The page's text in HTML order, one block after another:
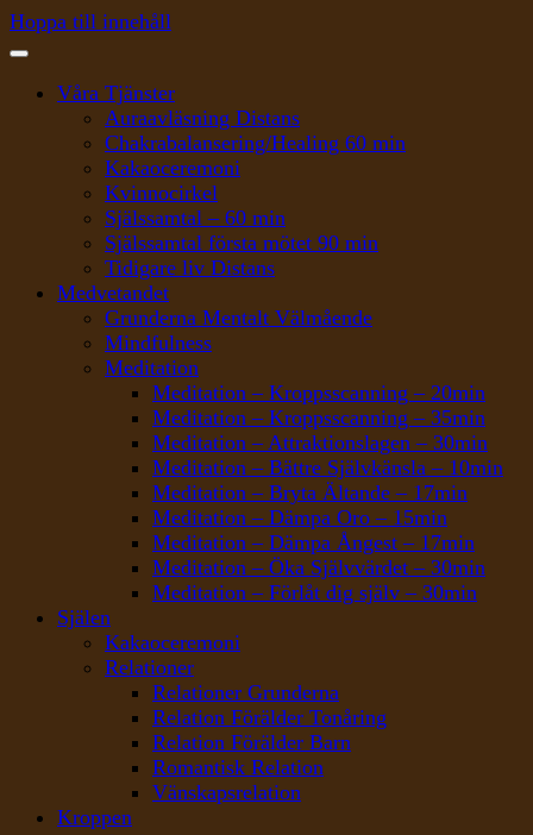
Hoppa till innehåll
Våra Tjänster
Auraavläsning Distans
Chakrabalansering/Healing 60 min
Kakaoceremoni
Kvinnocirkel
Själssamtal – 60 min
Själssamtal första mötet 90 min
Tidigare liv Distans
Medvetandet
Grunderna Mentalt Välmående
Mindfulness
Meditation
Meditation – Kroppsscanning – 20min
Meditation – Kroppsscanning – 35min
Meditation – Attraktionslagen – 30min
Meditation – Bättre Självkänsla – 10min
Meditation – Bryta Ältande – 17min
Meditation – Dämpa Oro – 15min
Meditation – Dämpa Ångest – 17min
Meditation – Öka Självvärdet – 30min
Meditation – Förlåt dig själv – 30min
Själen
Kakaoceremoni
Relationer
Relationer Grunderna
Relation Förälder Tonåring
Relation Förälder Barn
Romantisk Relation
Vänskapsrelation
Kroppen